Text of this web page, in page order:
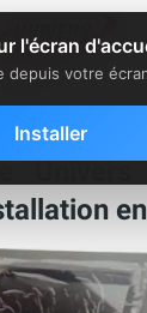
l'écran
depuis votre
Installer